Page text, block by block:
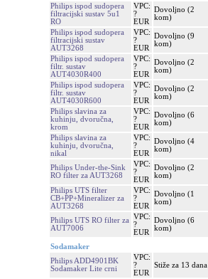
Philips ispod sudopera
filtracijski sustav 5u1
RO
VPC:
?
EUR
Dovoljno (2
kom)
Philips ispod sudopera
filtracijski sustav
AUT3268
VPC:
?
EUR
Dovoljno (9
kom)
Philips ispod sudopera
filtr. sustav
AUT4030R400
VPC:
?
EUR
Dovoljno (2
kom)
Philips ispod sudopera
filtr. sustav
AUT4030R600
VPC:
?
EUR
Dovoljno (2
kom)
Philips slavina za
kuhinju, dvoručna,
krom
VPC:
?
EUR
Dovoljno (6
kom)
Philips slavina za
kuhinju, dvoručna,
nikal
VPC:
?
EUR
Dovoljno (4
kom)
Philips Under-the-Sink
RO filter za AUT3268
VPC:
?
EUR
Dovoljno (2
kom)
Philips UTS filter
CB+PP+Mineralizer za
AUT3268
VPC:
?
EUR
Dovoljno (1
kom)
Philips UTS RO filter za
AUT7006
VPC:
?
EUR
Dovoljno (6
kom)
Sodamaker
Philips ADD4901BK
Sodamaker Lite crni
VPC:
?
EUR
Stiže za 13 dana